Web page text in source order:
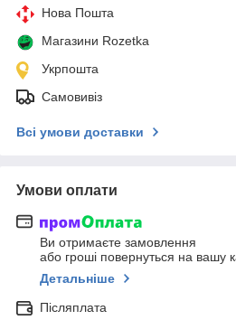
Нова Пошта
Магазини Rozetka
Укрпошта
Самовивіз
Всі умови доставки
Умови оплати
Ви отримаєте замовлення
або гроші повернуться на вашу
Детальніше
Післяплата